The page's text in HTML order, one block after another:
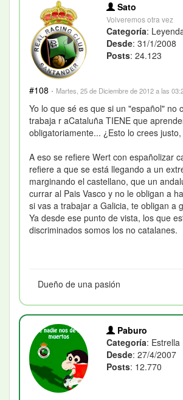
Sato
Volveremos otra vez
Categoría:
Desde: 31/1/2008
Posts: 24.123
#108 · Martes, 25 de Diciembre de 2012 a las
Yo lo que sé es que si un "español" no
trabaja r aCataluña TIENE que
obligatoriamente... ¿Esto lo crees
A eso se refiere Wert con españolizar
refiere a que se está llegando a un
marginando el castellano, que un
currar al Pais Vasco y no le obligan a
si vas a trabajar a Galicia, te obligan a
Ya desde ese punto de vista, los que
discriminados somos los no catalanes.
Dueño de una pasión
Paburo
Categoría: Estrella
Desde: 27/4/2007
Posts: 12.770